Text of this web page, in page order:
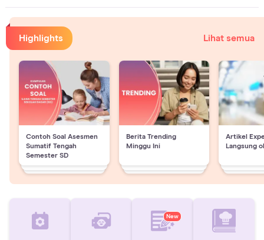
Highlights Lihat semua
Contoh Soal Asesmen
Sumatif Tengah
Semester SD
Berita Trending
Minggu Ini
Artikel
Langsung
New